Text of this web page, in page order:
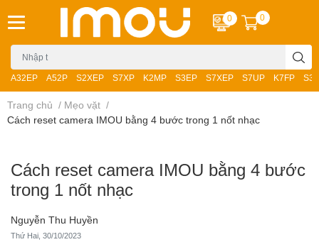
A32EP A52P S2XEP S7XP K2MP S3EP S7XEP S7UP K7FP
0 0
Trang chủ / Mẹo vặt /
Cách reset camera IMOU bằng 4 bước trong 1 nốt nhạc
Cách reset camera IMOU bằng 4 bước
trong 1 nốt nhạc
Nguyễn Thu Huyền
Thứ Hai, 30/10/2023